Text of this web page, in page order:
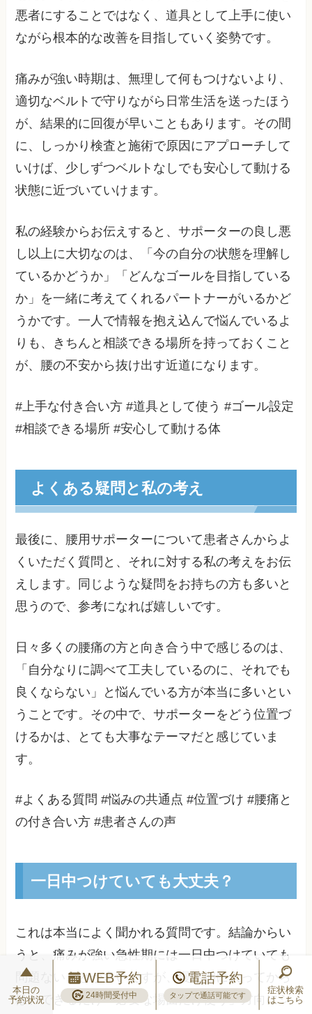
悪者にすることではなく、道具として上手に使い
ながら根本的な改善を目指していく姿勢です。
痛みが強い時期は、無理して何もつけないより、
適切なベルトで守りながら日常生活を送ったほう
が、結果的に回復が早いこともあります。その間
に、しっかり検査と施術で原因にアプローチして
いけば、少しずつベルトなしでも安心して動ける
状態に近づいていけます。
私の経験からお伝えすると、サポーターの良し悪
し以上に大切なのは、「今の自分の状態を理解し
ているかどうか」「どんなゴールを目指している
か」を一緒に考えてくれるパートナーがいるかど
うかです。一人で情報を抱え込んで悩んでいるよ
りも、きちんと相談できる場所を持っておくこと
が、腰の不安から抜け出す近道になります。
#上手な付き合い方 #道具として使う #ゴール設定
#相談できる場所 #安心して動ける体
よくある疑問と私の考え
最後に、腰用サポーターについて患者さんからよ
くいただく質問と、それに対する私の考えをお伝
えします。同じような疑問をお持ちの方も多いと
思うので、参考になれば嬉しいです。
日々多くの腰痛の方と向き合う中で感じるのは、
「自分なりに調べて工夫しているのに、それでも
良くならない」と悩んでいる方が本当に多いとい
うことです。その中で、サポーターをどう位置づ
けるかは、とても大事なテーマだと感じていま
す。
#よくある質問 #悩みの共通点 #位置づけ #腰痛と
の付き合い方 #患者さんの声
一日中つけていても大丈夫？
これは本当によく聞かれる質問です。結論からい
うと、痛みが強い急性期には一日中つけていても
問題ないことが多いですが、慢性期に入ってから
は、できるだけ「必要な場面だけ使う」方向にシ
本日の
予約状況
WEB予約
24時間受付中
電話予約
タップで通話可能です
症状検索
はこちら